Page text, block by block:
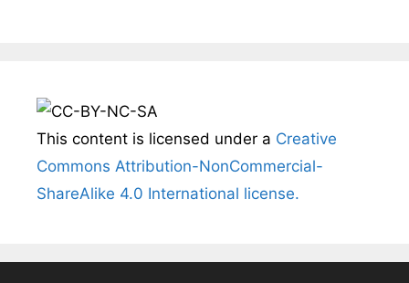
This content is licensed under a Creative
Commons Attribution-NonCommercial-
ShareAlike 4.0 International license.